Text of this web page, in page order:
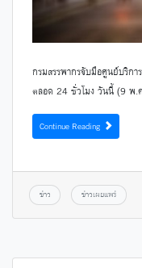
กรมสรรพากรจับมือศูนย์บริก
ตลอด 24 ชั่วโมง วันนี้ (9 พ.
Continue Reading
ข่าว ข่าวเผยแพร่